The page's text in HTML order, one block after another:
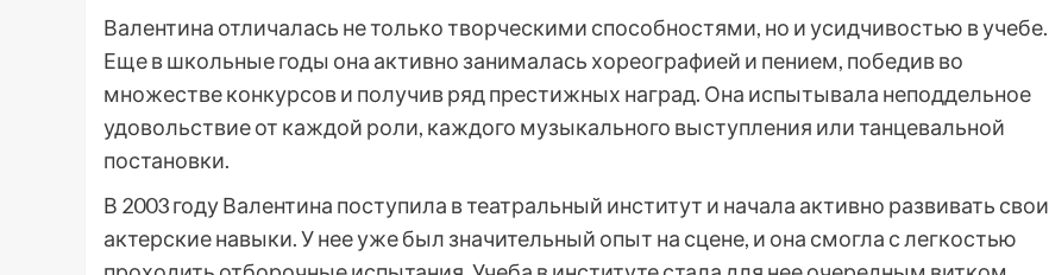
Валентина отличалась не только творческими способностями, но и усидчивостью в учебе.
Еще в школьные годы она активно занималась хореографией и пением, победив во
множестве конкурсов и получив ряд престижных наград. Она испытывала неподдельное
удовольствие от каждой роли, каждого музыкального выступления или танцевальной
постановки.
В 2003 году Валентина поступила в театральный институт и начала активно развивать свои
актерские навыки. У нее уже был значительный опыт на сцене, и она смогла с легкостью